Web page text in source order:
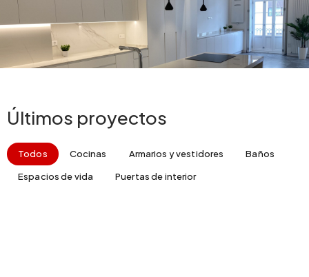
Últimos proyectos
Todos Cocinas Armarios y vestidores Baños
Espacios de vida Puertas de interior